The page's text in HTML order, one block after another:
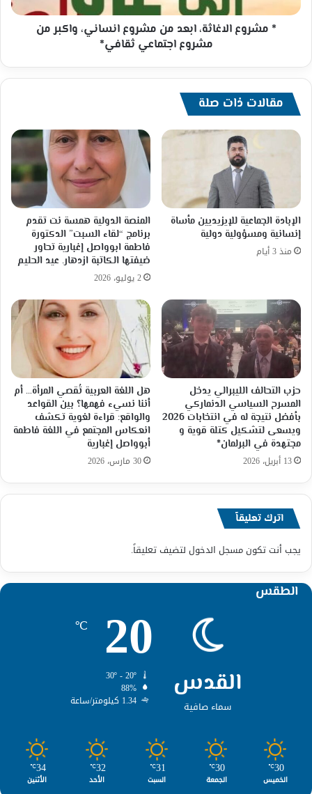
من
مشروع* مشروع الاغاثة، ابعد من مشروع انساني، واكبر من
مشروع اجتماعي ثقافي*
مقالات ذات صلة
الإبادة الجماعية للإيزيديين مأساة
إنسانية ومسؤولية دولية
منذ 3 أيام
المنصة الدولية همسة نت تقدم
برنامج “لقاء السبت” الدكتورة
فاطمة ابوواصل إغبارية تحاور
ضيفتها الكاتبة ازدهار. عيد الحليم
2 يوليو، 2026
حزب التحالف الليبرالي يدخل
المسرح السياسي الدنماركي
بأفضل نتيجة له في انتخابات 2026
ويسعى لتشكيل كتلة قوية و
مجتهدة في البرلمان*
13 أبريل، 2026
هل اللغة العربية تُقصي المرأة… أم
أننا نسيء فهمها؟ بين القواعد
والواقع: قراءة لغوية تكشف
انعكاس المجتمع في اللغة فاطمة
أبوواصل إغبارية
30 مارس، 2026
اترك تعليقاً
يجب أنت تكونمسجل الدخول لتضيف تعليقاً.
الطقس
القدس
سماء صافية
20
℃
88%
1.34 كيلومتر/ساعة
30
℃
الخميس
30
℃
الجمعة
31
℃
السبت
32
℃
الأحد
34
℃
الأثنين